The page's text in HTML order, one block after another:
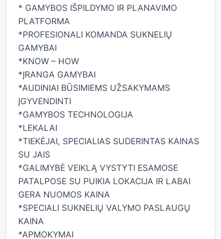
* GAMYBOS IŠPILDYMO IR PLANAVIMO
PLATFORMA
*PROFESIONALI KOMANDA SUKNELIŲ
GAMYBAI
*KNOW – HOW
*ĮRANGA GAMYBAI
*AUDINIAI BŪSIMIEMS UŽSAKYMAMS
ĮGYVENDINTI
*GAMYBOS TECHNOLOGIJA
*LEKALAI
*TIEKĖJAI, SPECIALIAS SUDERINTAS KAINAS
SU JAIS
*GALIMYBĖ VEIKLĄ VYSTYTI ESAMOSE
PATALPOSE SU PUIKIA LOKACIJA IR LABAI
GERA NUOMOS KAINA
*SPECIALI SUKNELIŲ VALYMO PASLAUGŲ
KAINA
*APMOKYMAI